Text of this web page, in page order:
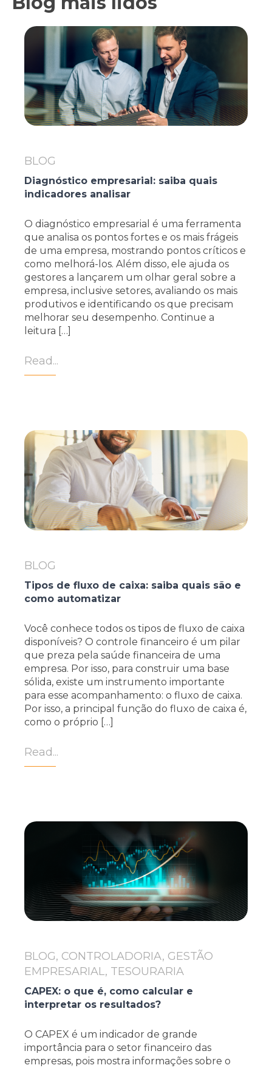
BLOG
Diagnóstico empresarial: saiba quais
indicadores analisar
O diagnóstico empresarial é uma ferramenta
que analisa os pontos fortes e os mais frágeis
de uma empresa, mostrando pontos críticos e
como melhorá-los. Além disso, ele ajuda os
gestores a lançarem um olhar geral sobre a
empresa, inclusive setores, avaliando os mais
produtivos e identificando os que precisam
melhorar seu desempenho. Continue a
leitura […]
Read...
BLOG
Tipos de fluxo de caixa: saiba quais são e
como automatizar
Você conhece todos os tipos de fluxo de caixa
disponíveis? O controle financeiro é um pilar
que preza pela saúde financeira de uma
empresa. Por isso, para construir uma base
sólida, existe um instrumento importante
para esse acompanhamento: o fluxo de caixa.
Por isso, a principal função do fluxo de caixa é,
como o próprio […]
Read...
BLOG, CONTROLADORIA, GESTÃO
EMPRESARIAL, TESOURARIA
CAPEX: o que é, como calcular e
interpretar os resultados?
O CAPEX é um indicador de grande
importância para o setor financeiro das
empresas, pois mostra informações sobre o